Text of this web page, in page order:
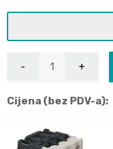
Cijena (bez PDV-a):